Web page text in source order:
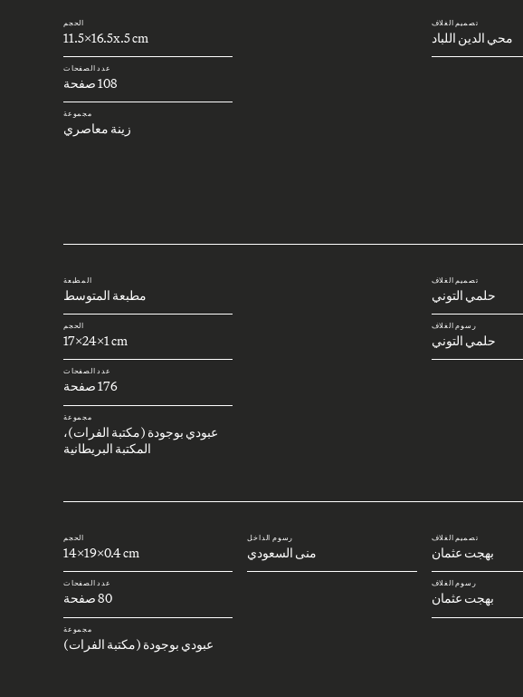
تصميم الغلاف
محي الدين اللباد
الحجم
11.5x16.5x.5 cm
عدد الصفحات
108 صفحة
مجموعة
زينة معاصري
تصميم الغلاف
حلمي التوني
رسوم الغلاف
حلمي التوني
المطبعة
مطبعة المتوسط
الحجم
17x24x1 cm
عدد الصفحات
176 صفحة
مجموعة
عبودي بوجودة (مكتبة الفرات)،
المكتبة البريطانية
تصميم الغلاف
بهجت عثمان
رسوم الغلاف
بهجت عثمان
رسوم الداخل
منى السعودي
الحجم
14x19x0.4 cm
عدد الصفحات
80 صفحة
مجموعة
عبودي بوجودة (مكتبة الفرات)